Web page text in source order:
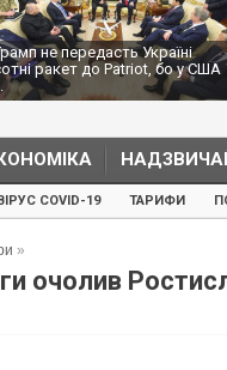
не передасть Україні
ракет до Patriot, бо у США
COVID-19 ТАРИФИ
»
очолив